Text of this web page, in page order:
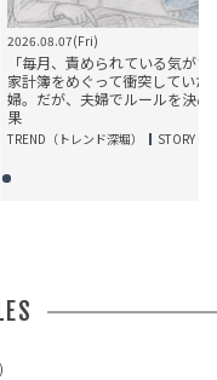
責められている気がする」
めぐって衝突していた夫
が、夫婦でルールを決めた結
トレンド深堀） STORY